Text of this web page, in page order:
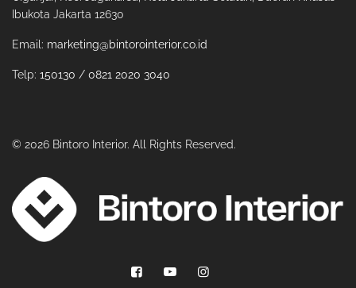
Ibukota Jakarta 12630
Email: marketing@bintorointerior.co.id
Telp: 150130 / 0821 2020 3040
© 2026 Bintoro Interior. All Rights Reserved.